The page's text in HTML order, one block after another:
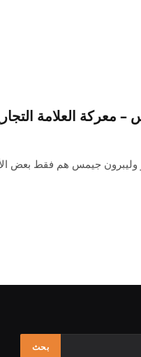
وليبرون جيمس هم فقط بعض